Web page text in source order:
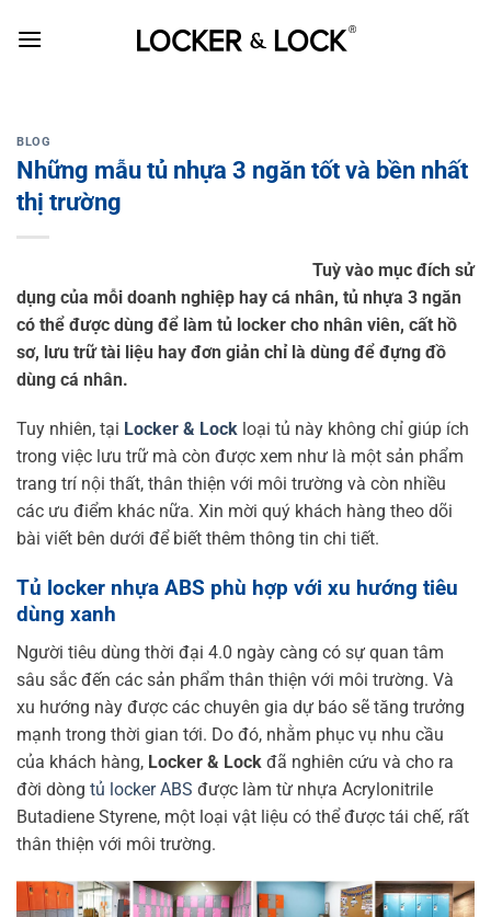
BLOG
Những mẫu tủ nhựa 3 ngăn tốt và bền nhất
thị trường
Tuỳ vào mục đích sử
dụng của mỗi doanh nghiệp hay cá nhân, tủ nhựa 3 ngăn
có thể được dùng để làm tủ locker cho nhân viên, cất hồ
sơ, lưu trữ tài liệu hay đơn giản chỉ là dùng để đựng đồ
dùng cá nhân.
Tuy nhiên, tại Locker & Lock loại tủ này không chỉ giúp ích
trong việc lưu trữ mà còn được xem như là một sản phẩm
trang trí nội thất, thân thiện với môi trường và còn nhiều
các ưu điểm khác nữa. Xin mời quý khách hàng theo dõi
bài viết bên dưới để biết thêm thông tin chi tiết.
Tủ locker nhựa ABS phù hợp với xu hướng tiêu
dùng xanh
Người tiêu dùng thời đại 4.0 ngày càng có sự quan tâm
sâu sắc đến các sản phẩm thân thiện với môi trường. Và
xu hướng này được các chuyên gia dự báo sẽ tăng trưởng
mạnh trong thời gian tới. Do đó, nhằm phục vụ nhu cầu
của khách hàng, Locker & Lock đã nghiên cứu và cho ra
đời dòng tủ locker ABS được làm từ nhựa Acrylonitrile
Butadiene Styrene, một loại vật liệu có thể được tái chế, rất
thân thiện với môi trường.